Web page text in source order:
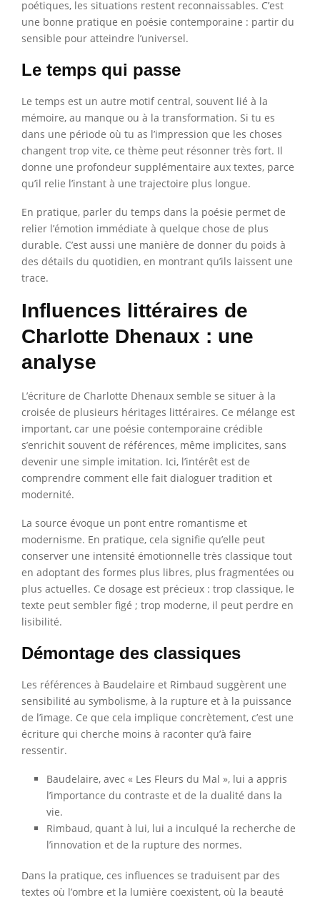
poétiques, les situations restent reconnaissables. C’est
une bonne pratique en poésie contemporaine : partir du
sensible pour atteindre l’universel.
Le temps qui passe
Le temps est un autre motif central, souvent lié à la
mémoire, au manque ou à la transformation. Si tu es
dans une période où tu as l’impression que les choses
changent trop vite, ce thème peut résonner très fort. Il
donne une profondeur supplémentaire aux textes, parce
qu’il relie l’instant à une trajectoire plus longue.
En pratique, parler du temps dans la poésie permet de
relier l’émotion immédiate à quelque chose de plus
durable. C’est aussi une manière de donner du poids à
des détails du quotidien, en montrant qu’ils laissent une
trace.
Influences littéraires de
Charlotte Dhenaux : une
analyse
L’écriture de Charlotte Dhenaux semble se situer à la
croisée de plusieurs héritages littéraires. Ce mélange est
important, car une poésie contemporaine crédible
s’enrichit souvent de références, même implicites, sans
devenir une simple imitation. Ici, l’intérêt est de
comprendre comment elle fait dialoguer tradition et
modernité.
La source évoque un pont entre romantisme et
modernisme. En pratique, cela signifie qu’elle peut
conserver une intensité émotionnelle très classique tout
en adoptant des formes plus libres, plus fragmentées ou
plus actuelles. Ce dosage est précieux : trop classique, le
texte peut sembler figé ; trop moderne, il peut perdre en
lisibilité.
Démontage des classiques
Les références à Baudelaire et Rimbaud suggèrent une
sensibilité au symbolisme, à la rupture et à la puissance
de l’image. Ce que cela implique concrètement, c’est une
écriture qui cherche moins à raconter qu’à faire
ressentir.
Baudelaire, avec « Les Fleurs du Mal », lui a appris
l’importance du contraste et de la dualité dans la
vie.
Rimbaud, quant à lui, lui a inculqué la recherche de
l’innovation et de la rupture des normes.
Dans la pratique, ces influences se traduisent par des
textes où l’ombre et la lumière coexistent, où la beauté